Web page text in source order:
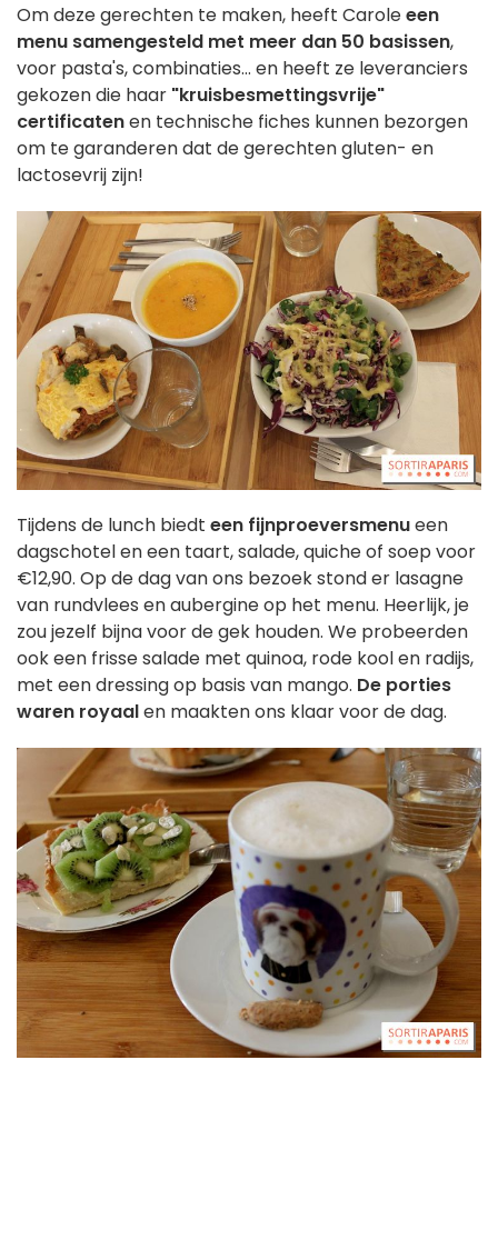
Om deze gerechten te maken, heeft Caroleeen
menu samengesteld met meer dan 50 basissen,
voor pasta's, combinaties... en heeft ze leveranciers
gekozen die haar "kruisbesmettingsvrije"
certificatenen technische fiches kunnen bezorgen
om te garanderen dat de gerechten gluten- en
lactosevrij zijn!
Tijdens de lunch biedt een fijnproeversmenueen
dagschotel en een taart, salade, quiche of soep voor
€12,90. Op de dag van ons bezoek stond er lasagne
van rundvlees en aubergine op het menu. Heerlijk, je
zou jezelf bijna voor de gek houden. We probeerden
ook een frisse salade met quinoa, rode kool en radijs,
met een dressing op basis van mango. De porties
waren royaalen maakten ons klaar voor de dag.